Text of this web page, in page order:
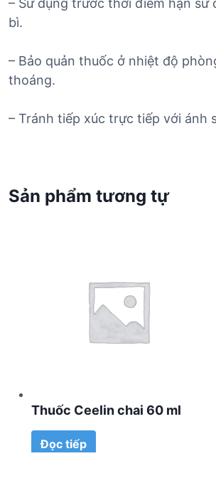
– Sử dụng trước thời điểm hạn sử
bì.
– Bảo quản thuốc ở nhiệt độ
thoáng.
– Tránh tiếp xúc trực tiếp với ánh
Sản phẩm tương tự
Thuốc Ceelin chai 60 ml
Đọc tiếp